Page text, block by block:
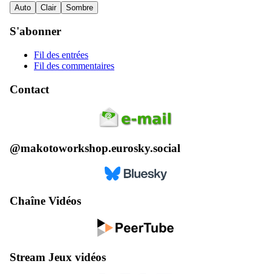
Auto Clair Sombre
S'abonner
Fil des entrées
Fil des commentaires
Contact
@makotoworkshop.eurosky.social
Chaîne Vidéos
Stream Jeux vidéos